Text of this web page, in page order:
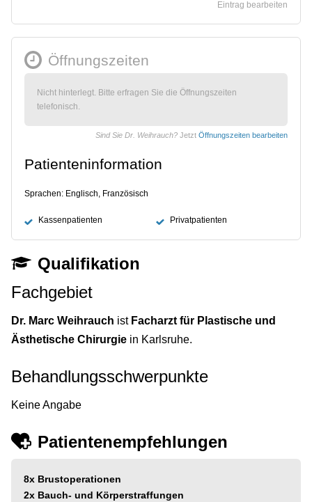
Eintrag bearbeiten
Öffnungszeiten
Nicht hinterlegt. Bitte erfragen Sie die Öffnungszeiten
telefonisch.
Sind Sie Dr. Weihrauch? Jetzt Öffnungszeiten bearbeiten
Patienteninformation
Sprachen: Englisch, Französisch
Kassenpatienten Privatpatienten
Qualifikation
Fachgebiet
Dr. Marc Weihrauch ist Facharzt für Plastische und
Ästhetische Chirurgie in Karlsruhe.
Behandlungsschwerpunkte
Keine Angabe
Patientenempfehlungen
8x Brustoperationen
2x Bauch- und Körperstraffungen